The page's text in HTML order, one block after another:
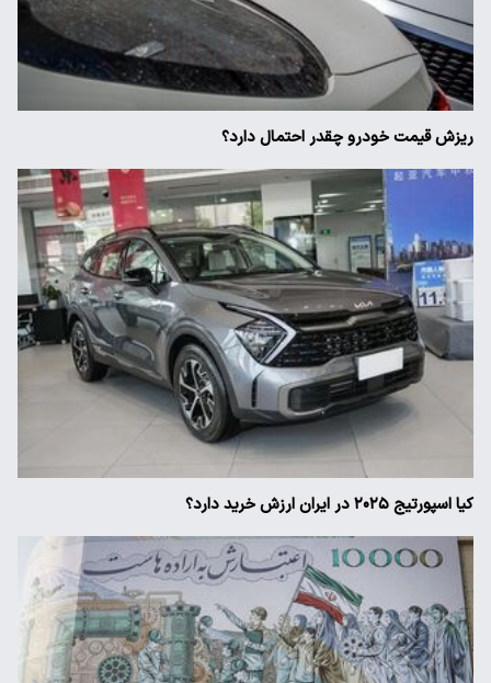
ریزش قیمت خودرو چقدر احتمال دارد؟
کیا اسپورتیج ۲۰۲۵ در ایران ارزش خرید دارد؟